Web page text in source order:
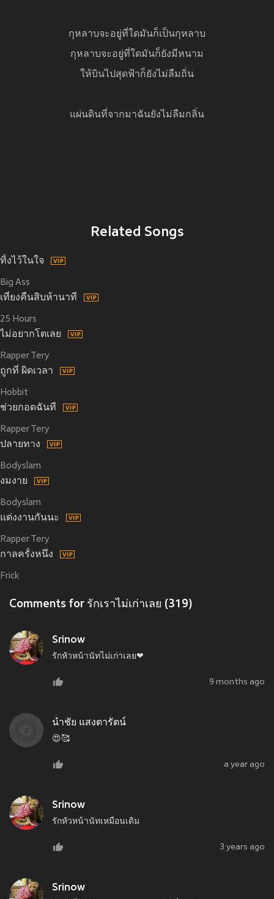
กุหลาบจะอยู่ที่ใดมันก็เป็นกุหลาบ
กุหลาบจะอยู่ที่ใดมันก็ยังมีหนาม
ให้บินไปสุดฟ้าก็ยังไม่ลืมถิ่น
แผ่นดินที่จากมาฉันยังไม่ลืมกลิ่น
Related Songs
ทิ้งไว้ในใจ
Big Ass
เที่ยงคืนสิบห้านาที
25 Hours
ไม่อยากโตเลย
Rapper Tery
ถูกที่ ผิดเวลา
Hobbit
ช่วยกอดฉันที
Rapper Tery
ปลายทาง
Bodyslam
งมงาย
Bodyslam
แต่งงานกันนะ
Rapper Tery
กาลครั้งหนึ่ง
Frick
Comments for รักเราไม่เก่าเลย (319)
Srinow
รักหัวหน้านัทไม่เก่าเลย❤
9 months ago
นำชัย แสงตารัตน์
😍🥰
a year ago
Srinow
รักหัวหน้านัทเหมือนเดิม
3 years ago
Srinow